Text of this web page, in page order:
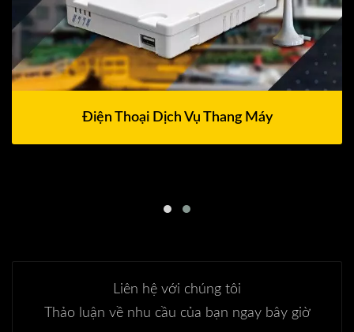
Điện Thoại Dịch Vụ Thang Máy
Liên hệ với chúng tôi
Thảo luận về nhu cầu của bạn ngay bây giờ